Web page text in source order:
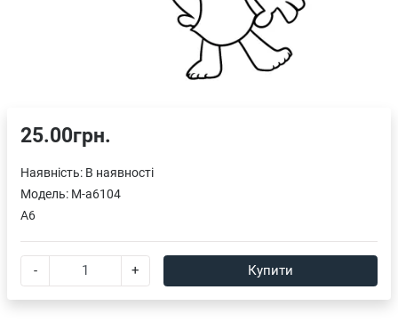
25.00грн.
Наявність: В наявності
Модель: M-a6104
A6
- + Купити